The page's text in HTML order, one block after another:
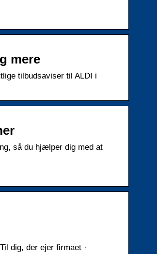
mere
tilbudsaviser til ALDI i
så du hjælper dig med at
dig, der ejer firmaet ·